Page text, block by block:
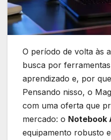
O período de volta às
busca por
aprendizado e, por
Pensando nisso, o
com uma oferta que
mercado: o Notebook
equipamento robusto